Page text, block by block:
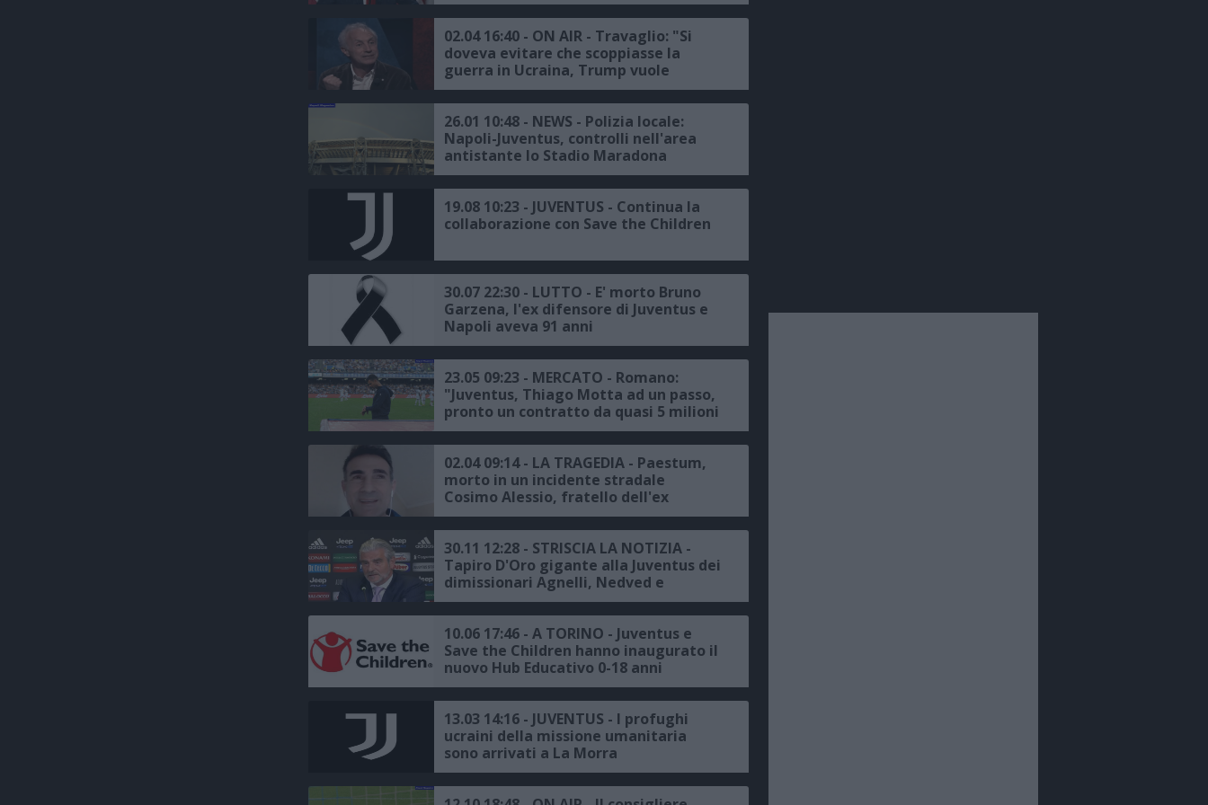
02.04 16:40 - ON AIR - Travaglio: "Si
doveva evitare che scoppiasse la
guerra in Ucraina, Trump vuole
spostare lo scontro dal fronte
militare a quello commerciale,
Juventus? Sono rimasto juventino ma
non guardo più le partite"
26.01 10:48 - NEWS - Polizia locale:
Napoli-Juventus, controlli nell'area
antistante lo Stadio Maradona
19.08 10:23 - JUVENTUS - Continua la
collaborazione con Save the Children
30.07 22:30 - LUTTO - E' morto Bruno
Garzena, l'ex difensore di Juventus e
Napoli aveva 91 anni
23.05 09:23 - MERCATO - Romano:
"Juventus, Thiago Motta ad un passo,
pronto un contratto da quasi 5 milioni
di euro a stagione"
02.04 09:14 - LA TRAGEDIA - Paestum,
morto in un incidente stradale
Cosimo Alessio, fratello dell'ex
calciatore della Juventus
30.11 12:28 - STRISCIA LA NOTIZIA -
Tapiro D'Oro gigante alla Juventus dei
dimissionari Agnelli, Nedved e
Arrivabene
10.06 17:46 - A TORINO - Juventus e
Save the Children hanno inaugurato il
nuovo Hub Educativo 0-18 anni
13.03 14:16 - JUVENTUS - I profughi
ucraini della missione umanitaria
sono arrivati a La Morra